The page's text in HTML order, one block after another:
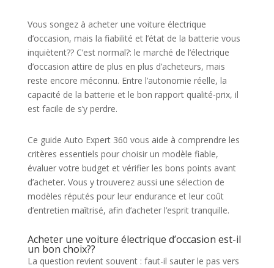
Vous songez à acheter une voiture électrique
d’occasion, mais la fiabilité et l’état de la batterie vous
inquiètent?? C’est normal?: le marché de l’électrique
d’occasion attire de plus en plus d’acheteurs, mais
reste encore méconnu. Entre l’autonomie réelle, la
capacité de la batterie et le bon rapport qualité-prix, il
est facile de s’y perdre.
Ce guide Auto Expert 360 vous aide à comprendre les
critères essentiels pour choisir un modèle fiable,
évaluer votre budget et vérifier les bons points avant
d’acheter. Vous y trouverez aussi une sélection de
modèles réputés pour leur endurance et leur coût
d’entretien maîtrisé, afin d’acheter l’esprit tranquille.
Acheter une voiture électrique d’occasion est-il
un bon choix??
La question revient souvent : faut-il sauter le pas vers